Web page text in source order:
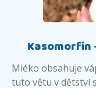
Kasomorfin
Mléko obsahuje
tuto větu v dětství